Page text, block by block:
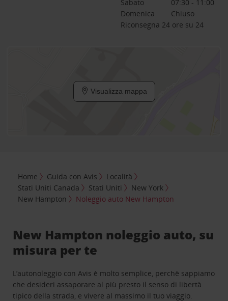
Sabato
07:30 - 11:00
Domenica
Chiuso
Riconsegna 24 ore su 24
Visualizza mappa
Home Guida con Avis
Località
Stati Uniti Canada
Stati Uniti
New York
New Hampton
Noleggio auto New Hampton
New Hampton noleggio auto, su
misura per te
L’autonoleggio con Avis è molto semplice, perchè sappiamo
che desideri assaporare al più presto il senso di libertà
tipico della strada, e vivere al massimo il tuo viaggio.